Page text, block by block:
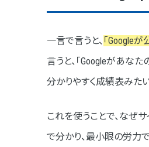
ユーザー体験（UX
SEOランキングへ
PageSpeed Insightsを味
一言で言うと、 「Google
言うと、「Googleがあな
分かりやすく成績表みた
これを使うことで、なぜ
で分かり、最小限の労力